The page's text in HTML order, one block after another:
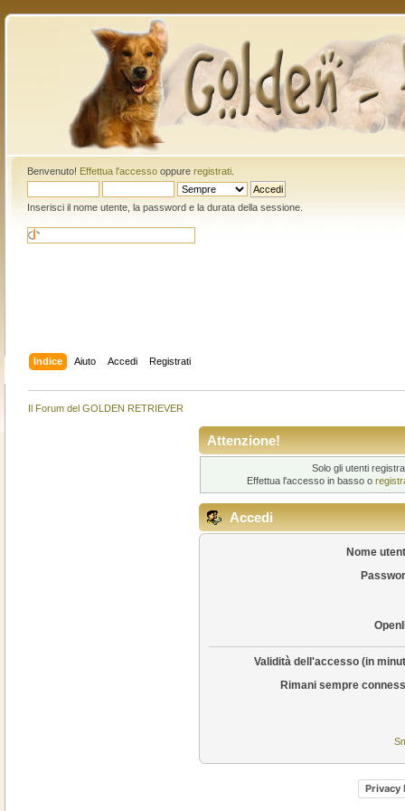
Benvenuto! Effettua l'accessooppure registrati.
Inserisci il nome utente, la password e la durata della sessione.
Indice Aiuto Accedi Registrati
Il Forum del GOLDEN RETRIEVER
Attenzione!
Solo gli utenti
Effettua l'accesso in basso o
Accedi
Nome
Validità dell'accesso (in
Rimani sempre
Privacy